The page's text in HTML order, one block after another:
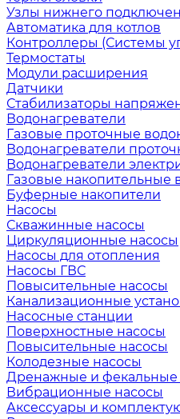
Узлы нижнего
Автоматика для котлов
Контроллеры (Системы
Термостаты
Модули расширения
Датчики
Стабилизаторы
Водонагреватели
Газовые проточные
Водонагреватели
Водонагреватели
Газовые накопительные
Буферные накопители
Насосы
Скважинные насосы
Циркуляционные насосы
Насосы для отопления
Насосы ГВС
Повысительные насосы
Канализационные
Насосные станции
Поверхностные насосы
Повысительные насосы
Колодезные насосы
Дренажные и фекальные
Вибрационные насосы
Аксессуары и